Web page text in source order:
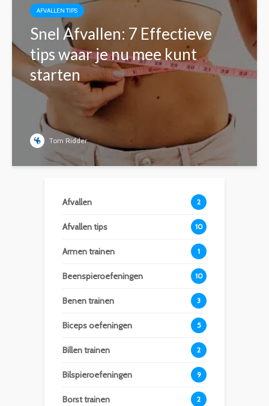
AFVALLEN TIPS
Snel Afvallen: 7 Effectieve
tips waar je nu mee kunt
starten
Tom Ridder
Afvallen 2
Afvallen tips 10
Armen trainen 1
Beenspieroefeningen 10
Benen trainen 3
Biceps oefeningen 5
Billen trainen 2
Bilspieroefeningen 9
Borst trainen 2